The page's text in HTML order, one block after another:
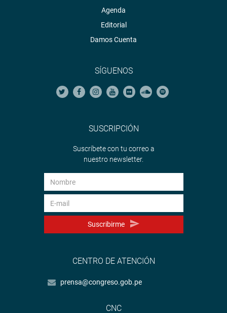
Agenda
Editorial
Damos Cuenta
SÍGUENOS
SUSCRIPCIÓN
Suscríbete con tu correo a
nuestro newsletter.
Suscribirme
CENTRO DE ATENCIÓN
prensa@congreso.gob.pe
CNC